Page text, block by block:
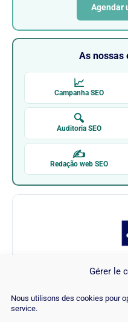
Gérer le
Nous utilisons des cookies pour
service.
Agendar
As nossas
📈
Campanha SEO
🔍
Auditoria SEO
✍
Redação web SEO
Anti-Spam -
Visitar Anti-Spam